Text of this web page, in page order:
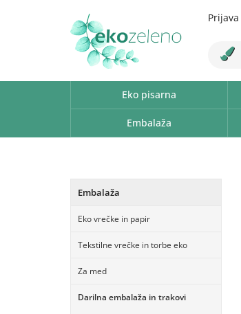
Prijava
Eko pisarna
Embalaža
Embalaža
Eko vrečke in papir
Tekstilne vrečke in torbe eko
Za med
Darilna embalaža in trakovi